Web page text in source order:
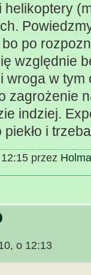
po
względnie
wroga w
zagrożenie
indziej.
i
przez
o 12:13